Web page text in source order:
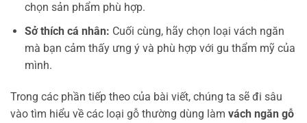
chọn sản phẩm phù hợp.
Sở thích cá nhân: Cuối cùng, hãy chọn loại vách ngăn
mà bạn cảm thấy ưng ý và phù hợp với gu thẩm mỹ của
mình.
Trong các phần tiếp theo của bài viết, chúng ta sẽ đi sâu
vào tìm hiểu về các loại gỗ thường dùng làm vách ngăn gỗ